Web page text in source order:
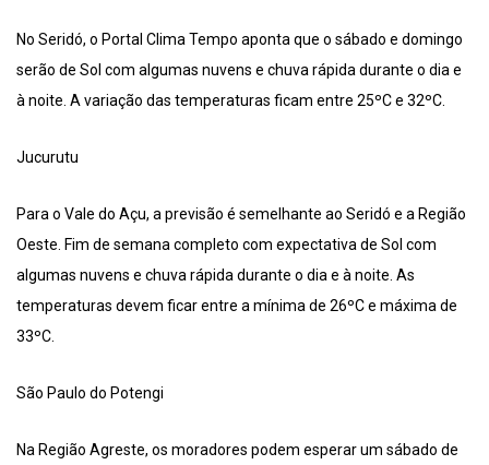
No Seridó, o Portal Clima Tempo aponta que o sábado e domingo
serão de Sol com algumas nuvens e chuva rápida durante o dia e
à noite. A variação das temperaturas ficam entre 25ºC e 32ºC.
Jucurutu
Para o Vale do Açu, a previsão é semelhante ao Seridó e a Região
Oeste. Fim de semana completo com expectativa de Sol com
algumas nuvens e chuva rápida durante o dia e à noite. As
temperaturas devem ficar entre a mínima de 26ºC e máxima de
33ºC.
São Paulo do Potengi
Na Região Agreste, os moradores podem esperar um sábado de